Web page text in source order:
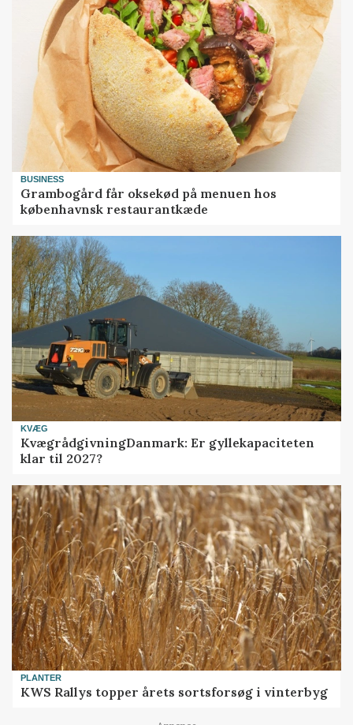
BUSINESS
Grambogård får oksekød på menuen hos
københavnsk restaurantkæde
KVÆG
KvægrådgivningDanmark: Er gyllekapaciteten
klar til 2027?
PLANTER
KWS Rallys topper årets sortsforsøg i vinterbyg